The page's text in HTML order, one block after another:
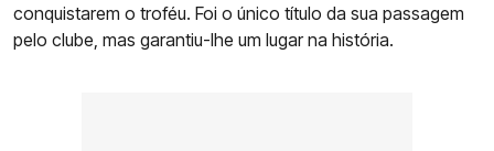
conquistarem o troféu. Foi o único título da sua passagem
pelo clube, mas garantiu-lhe um lugar na história.